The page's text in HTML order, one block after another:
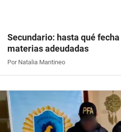
Secundario: hasta qué
materias adeudadas
Por Natalia Mantineo